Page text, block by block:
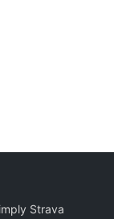
Strava